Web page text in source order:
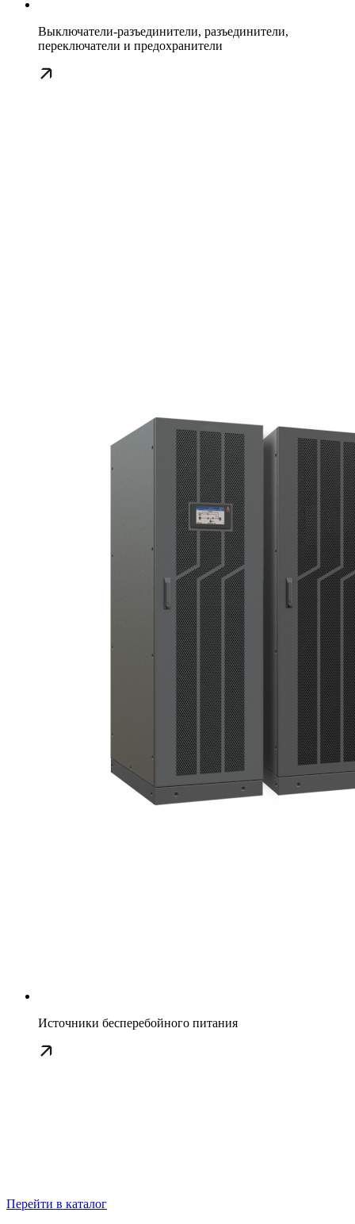
Выключатели-разъединители, разъединители,
переключатели и предохранители
Источники бесперебойного питания
Перейти в каталог